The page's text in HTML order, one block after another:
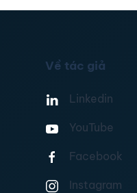
Về tác giả
Linkedin
YouTube
Facebook
Instagram